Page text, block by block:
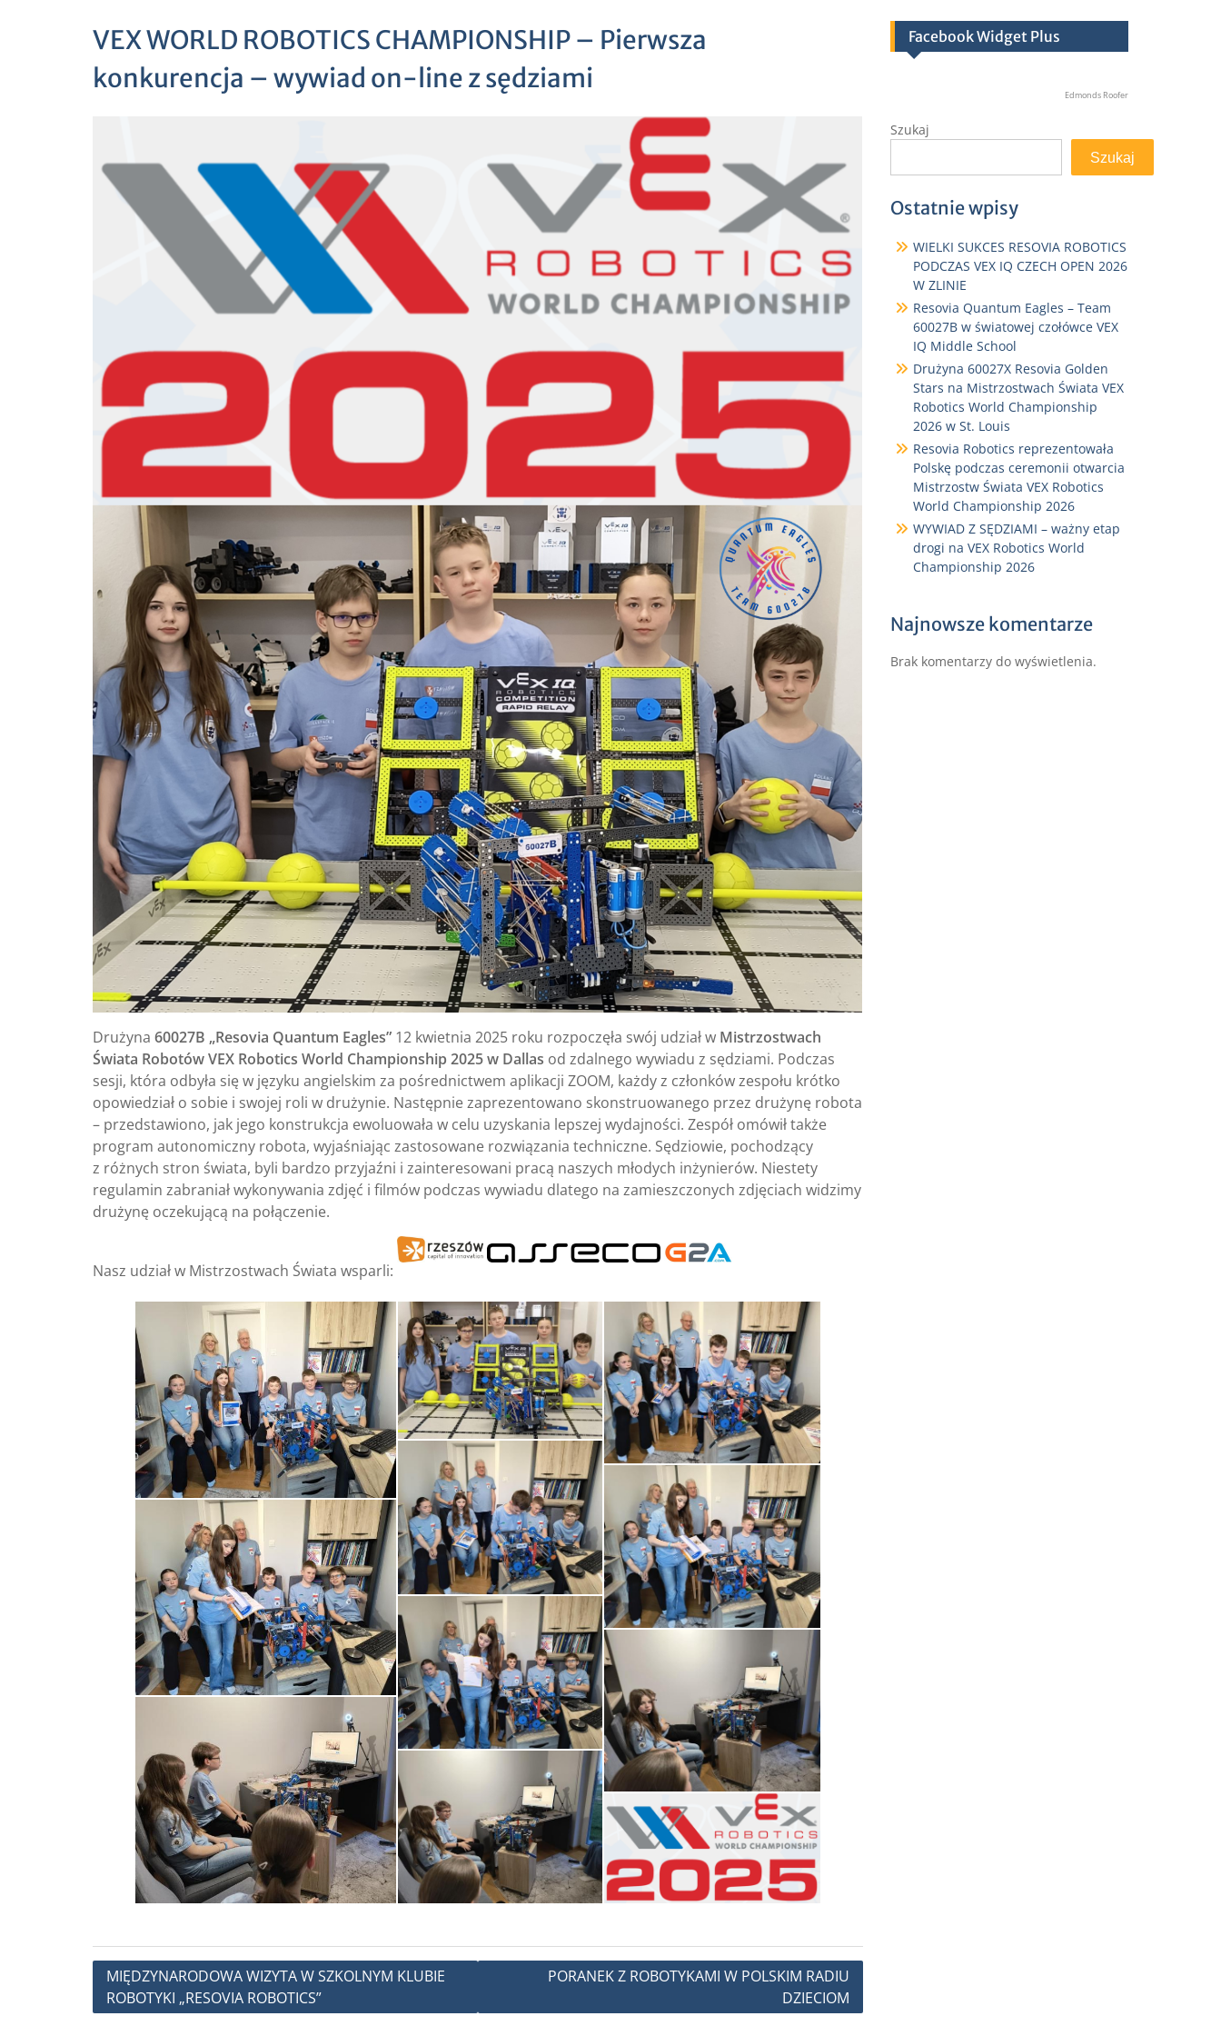
VEX WORLD ROBOTICS CHAMPIONSHIP – Pierwsza
konkurencja – wywiad on-line z sędziami
Drużyna 60027B „Resovia Quantum Eagles” 12 kwietnia 2025 roku rozpoczęła swój udział w Mistrzostwach
Świata Robotów VEX Robotics World Championship 2025 w Dallas od zdalnego wywiadu z sędziami. Podczas
sesji, która odbyła się w języku angielskim za pośrednictwem aplikacji ZOOM, każdy z członków zespołu krótko
opowiedział o sobie i swojej roli w drużynie. Następnie zaprezentowano skonstruowanego przez drużynę robota
– przedstawiono, jak jego konstrukcja ewoluowała w celu uzyskania lepszej wydajności. Zespół omówił także
program autonomiczny robota, wyjaśniając zastosowane rozwiązania techniczne. Sędziowie, pochodzący
z różnych stron świata, byli bardzo przyjaźni i zainteresowani pracą naszych młodych inżynierów. Niestety
regulamin zabraniał wykonywania zdjęć i filmów podczas wywiadu dlatego na zamieszczonych zdjęciach widzimy
drużynę oczekującą na połączenie.
Nasz udział w Mistrzostwach Świata wsparli:
Nawigacja
wpisu
MIĘDZYNARODOWA WIZYTA W SZKOLNYM KLUBIE
ROBOTYKI „RESOVIA ROBOTICS”
PORANEK Z ROBOTYKAMI W POLSKIM RADIU
DZIECIOM
Facebook Widget Plus
Edmonds Roofer
Szukaj
Szukaj
Ostatnie wpisy
WIELKI SUKCES RESOVIA ROBOTICS
PODCZAS VEX IQ CZECH OPEN 2026
W ZLINIE
Resovia Quantum Eagles – Team
60027B w światowej czołówce VEX
IQ Middle School
Drużyna 60027X Resovia Golden
Stars na Mistrzostwach Świata VEX
Robotics World Championship
2026 w St. Louis
Resovia Robotics reprezentowała
Polskę podczas ceremonii otwarcia
Mistrzostw Świata VEX Robotics
World Championship 2026
WYWIAD Z SĘDZIAMI – ważny etap
drogi na VEX Robotics World
Championship 2026
Najnowsze komentarze
Brak komentarzy do wyświetlenia.